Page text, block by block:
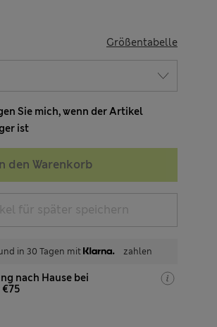
Größentabelle
Sie mich, wenn der Artikel
ist
den Warenkorb
für später speichern
in 30 Tagen mit zahlen
nach Hause bei